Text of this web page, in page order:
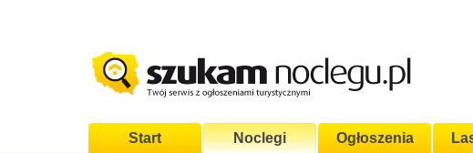
Start Noclegi Ogłoszenia